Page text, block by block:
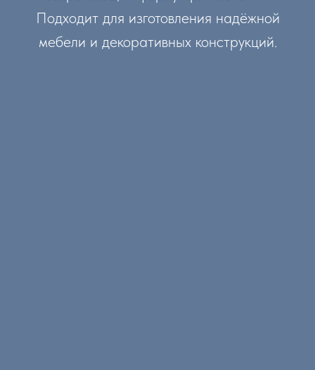
Подходит для изготовления надёжной
мебели и декоративных конструкций.